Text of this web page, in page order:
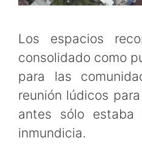
Los espacios
consolidado como
para las
reunión lúdicos
antes sólo
inmundicia.